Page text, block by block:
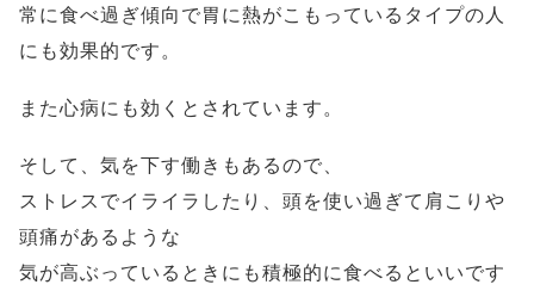
常に食べ過ぎ傾向で胃に熱がこもっているタイプの人
にも効果的です。
また心病にも効くとされています。
そして、気を下す働きもあるので、
ストレスでイライラしたり、頭を使い過ぎて肩こりや
頭痛があるような
気が高ぶっているときにも積極的に食べるといいです